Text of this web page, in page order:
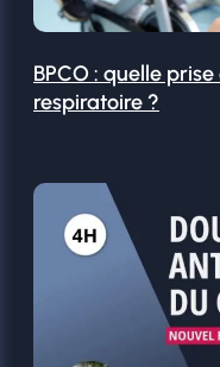
BPCO : quelle
respiratoire ?